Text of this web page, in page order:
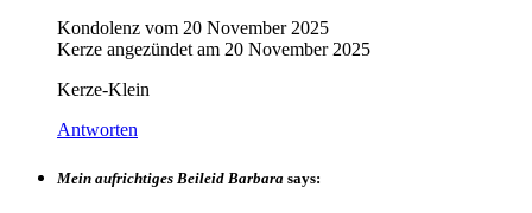
Kondolenz vom 20 November 2025
Kerze angezündet am 20 November 2025
Kerze-Klein
Antworten
Mein aufrichtiges Beileid Barbara says: